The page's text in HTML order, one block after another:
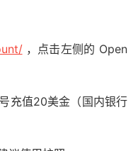
，点击左侧的 Open
充值20美金（国内银行